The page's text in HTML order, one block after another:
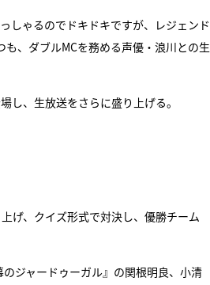
しゃるのでドキドキですが、レジェンド
、ダブルMCを務める声優・浪川との生
し、生放送をさらに盛り上げる。
げ、クイズ形式で対決し、優勝チーム
ジャードゥーガル』の関根明良、小清